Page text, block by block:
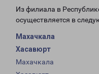
Из филиала в
осуществляется в
Махачкала
Хасавюрт
Махачкала